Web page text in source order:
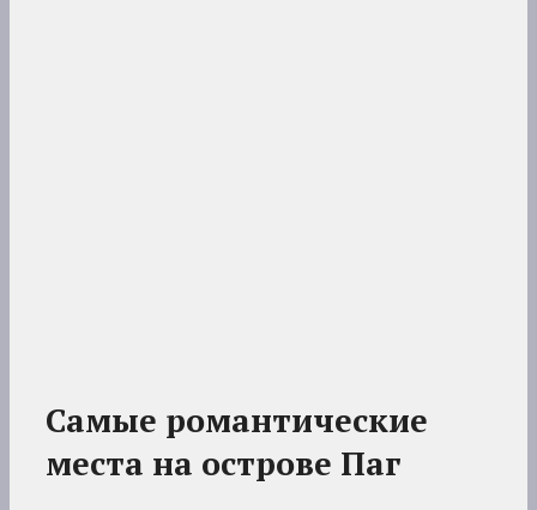
Самые романтические
места на острове Паг